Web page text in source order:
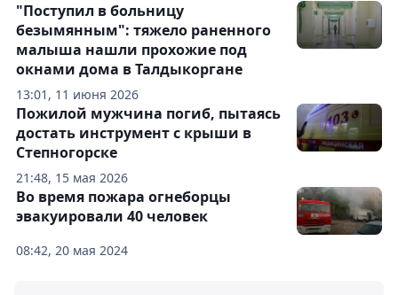
13:01, 11 июня 2026
"Поступил в больницу
безымянным": тяжело раненного
малыша нашли прохожие под
окнами дома в Талдыкоргане
21:48, 15 мая 2026
Пожилой мужчина погиб, пытаясь
достать инструмент с крыши в
Степногорске
08:42, 20 мая 2024
Во время пожара огнеборцы
эвакуировали 40 человек